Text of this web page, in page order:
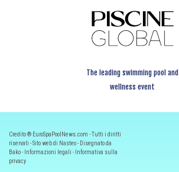
The leading swimming pool and
wellness event
Credito ® EuroSpaPoolNews.com - Tutti i diritti
riservati - Sito web di Nasteo - Disegnato da
Bako - Informazioni legali - Informativa sulla
privacy